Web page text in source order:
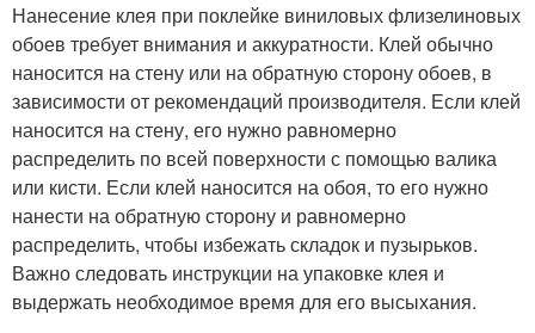
Нанесение клея при поклейке виниловых флизелиновых
обоев требует внимания и аккуратности. Клей обычно
наносится на стену или на обратную сторону обоев, в
зависимости от рекомендаций производителя. Если клей
наносится на стену, его нужно равномерно
распределить по всей поверхности с помощью валика
или кисти. Если клей наносится на обоя, то его нужно
нанести на обратную сторону и равномерно
распределить, чтобы избежать складок и пузырьков.
Важно следовать инструкции на упаковке клея и
выдержать необходимое время для его высыхания.